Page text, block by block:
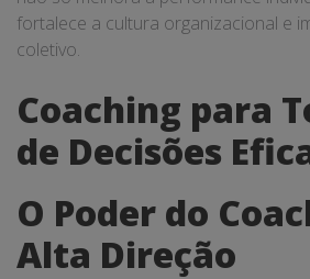
fortalece a cultura organizacional e
coletivo.
Coaching para
de Decisões
O Poder do
Alta Direção